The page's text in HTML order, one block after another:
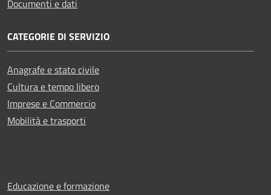
Documenti e dati
CATEGORIE DI SERVIZIO
Anagrafe e stato civile
Cultura e tempo libero
Imprese e Commercio
Mobilità e trasporti
Educazione e formazione